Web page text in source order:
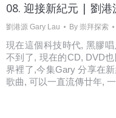
08. 迎接新紀元 | 劉港
劉港源 Gary Lau By 崇拜探索
現在這個科技時代, 黑膠
不到了, 現在的CD, DVD
界裡了,今集Gary 分享在
歌曲, 可以一直流傳廿年,